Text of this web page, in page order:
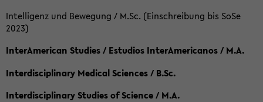
Intelligenz und Bewegung / M.Sc. (Einschreibung bis SoSe
2023)
InterAmerican Studies / Estudios InterAmericanos / M.A.
Interdisciplinary Medical Sciences / B.Sc.
Interdisciplinary Studies of Science / M.A.